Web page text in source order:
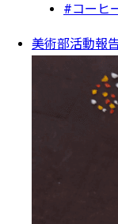
#コーヒ
美術部活動報